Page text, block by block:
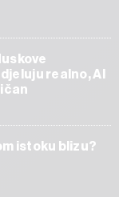
realno, AI
istoku blizu?